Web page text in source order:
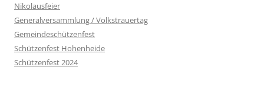
Nikolausfeier
Generalversammlung / Volkstrauertag
Gemeindeschützenfest
Schützenfest Hohenheide
Schützenfest 2024